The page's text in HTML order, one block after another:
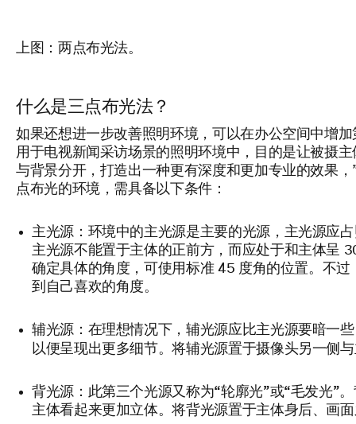
上图：两点布光法。
什么是三点布光法？
如果还想进一步改善照明环境，可以在办公空间中增
用于电视新闻采访场景的照明环境中，目的是让被摄
与背景分开，打造出一种更有深度和更加专业的效果
点布光的环境，需具备以下条件：
主光源：环境中的主光源是主要的光源，主光源应
主光源不能置于主体的正前方，而应处于和主体呈
确定具体的角度，可使用标准 45 度角的位置。不
到自己喜欢的角度。
辅光源：在理想情况下，辅光源应比主光源要暗一
以便呈现出更多细节。将辅光源置于摄像头另一侧
背光源：此第三个光源又称为“轮廓光”或“毛发光”。
主体看起来更加立体。将背光源置于主体身后、画